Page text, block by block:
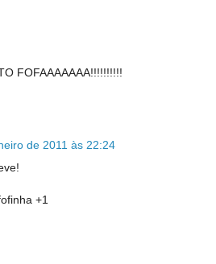
FOFAAAAAAA!!!!!!!!!!
de 2011 às 22:24
+1